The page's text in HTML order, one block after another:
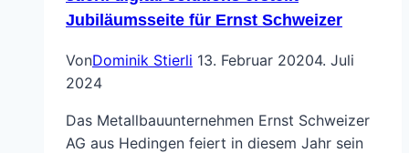
Jubiläumsseite für Ernst Schweizer
VonDominik Stierli 13. Februar 20204. Juli
2024
Das Metallbauunternehmen Ernst Schweizer
AG aus Hedingen feiert in diesem Jahr sein